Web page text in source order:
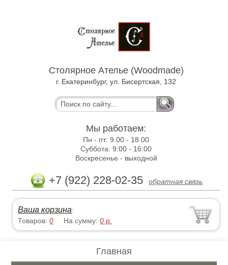
Столярное Ателье (Woodmade)
г. Екатеринбург, ул. Бисертская, 132
Мы работаем:
Пн - пт:9.00 - 18.00
Суббота:9:00 - 16:00
Воскресенье - выходной
+7 (922) 228-02-35 обратная связь
Ваша корзина:
Товаров:0 На сумму:0 р.
Главная